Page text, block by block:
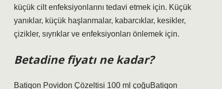
küçük cilt enfeksiyonlarını tedavi etmek için. Küçük
yanıklar, küçük haşlanmalar, kabarcıklar, kesikler,
çizikler, sıyrıklar ve enfeksiyonları önlemek için.
Betadine fiyatı ne kadar?
Batiqon Povidon Çözeltisi 100 ml çoğuBatiqon